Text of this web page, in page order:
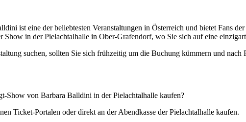
ist eine der beliebtesten Veranstaltungen in Österreich und bietet Fans
Show in der Pielachtalhalle in Ober-Grafendorf, wo Sie sich auf eine
suchen, sollten Sie sich frühzeitig um die Buchung kümmern und
Show von Barbara Balldini in der Pielachtalhalle kaufen?
Ticket-Portalen oder direkt an der Abendkasse der Pielachtalhalle kaufen.